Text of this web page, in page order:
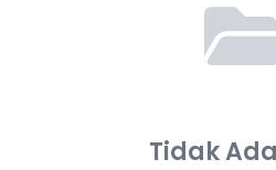
Tidak